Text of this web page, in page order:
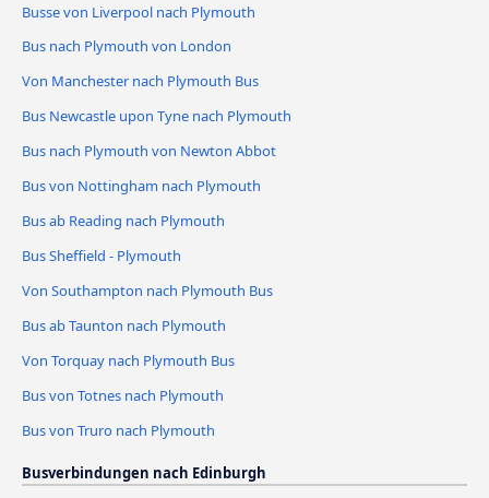
Busse von Liverpool nach Plymouth
Bus nach Plymouth von London
Von Manchester nach Plymouth Bus
Bus Newcastle upon Tyne nach Plymouth
Bus nach Plymouth von Newton Abbot
Bus von Nottingham nach Plymouth
Bus ab Reading nach Plymouth
Bus Sheffield - Plymouth
Von Southampton nach Plymouth Bus
Bus ab Taunton nach Plymouth
Von Torquay nach Plymouth Bus
Bus von Totnes nach Plymouth
Bus von Truro nach Plymouth
Busverbindungen nach Edinburgh